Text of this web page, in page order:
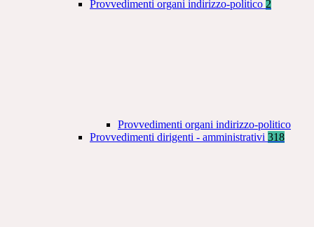
Provvedimenti organi indirizzo-politico 2
Provvedimenti organi indirizzo-politico
Provvedimenti dirigenti - amministrativi 318